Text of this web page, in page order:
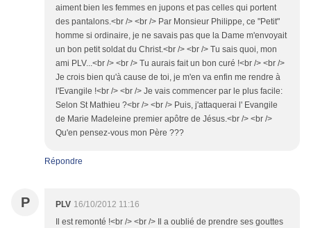
aiment bien les femmes en jupons et pas celles qui portent
des pantalons.<br /> <br /> Par Monsieur Philippe, ce "Petit"
homme si ordinaire, je ne savais pas que la Dame m'envoyait
un bon petit soldat du Christ.<br /> <br /> Tu sais quoi, mon
ami PLV...<br /> <br /> Tu aurais fait un bon curé !<br /> <br />
Je crois bien qu'à cause de toi, je m'en va enfin me rendre à
l'Evangile !<br /> <br /> Je vais commencer par le plus facile:
Selon St Mathieu ?<br /> <br /> Puis, j'attaquerai l' Evangile
de Marie Madeleine premier apôtre de Jésus.<br /> <br />
Qu'en pensez-vous mon Père ???
Répondre
P PLV 16/10/2012 11:16
Il est remonté !<br /> <br /> Il a oublié de prendre ses gouttes